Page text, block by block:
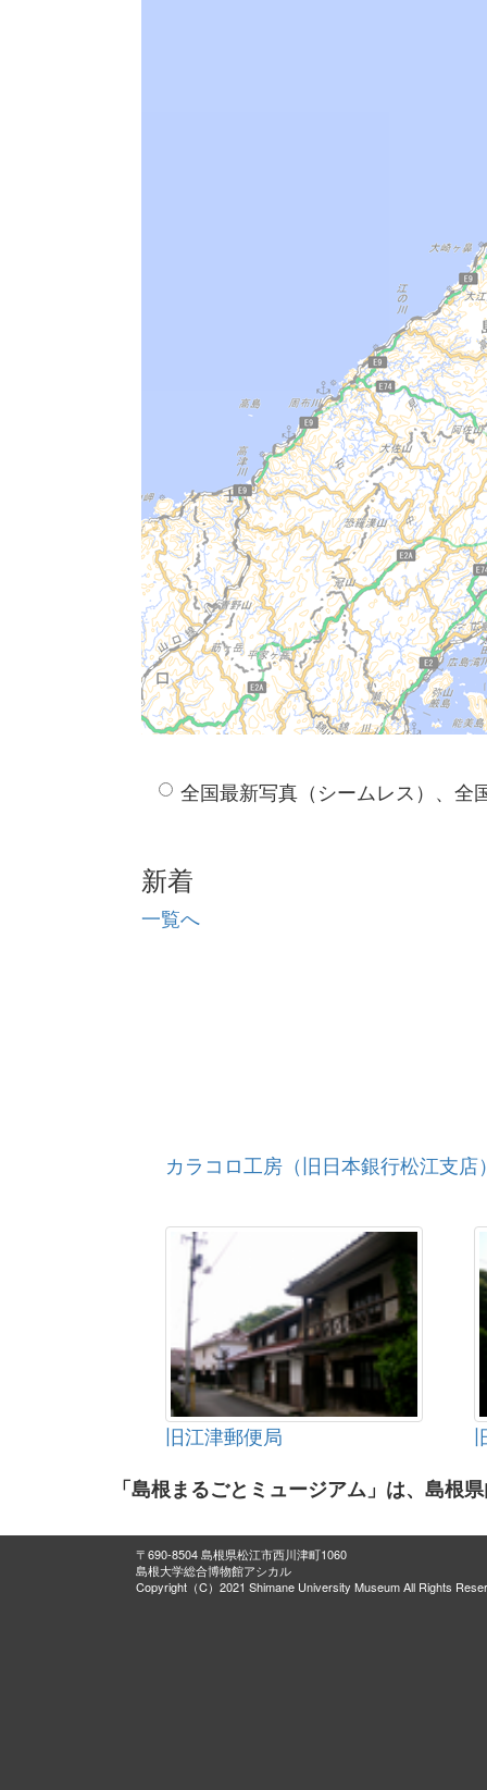
全国最新写真（シームレス）、全
新着
一覧へ
カラコロ工房（旧日本銀行松江支店
旧江津郵便局
「島根まるごとミュージアム」は、島根
〒690-8504 島根県松江市西川津町1060
島根大学総合博物館アシカル
Copyright（C）2021 Shimane University Museum All Rights